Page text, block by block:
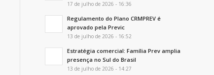
17 de julho de 2026 - 16:36
Regulamento do Plano CRMPREV é
aprovado pela Previc
13 de julho de 2026 - 16:52
Estratégia comercial: Família Prev amplia
presença no Sul do Brasil
13 de julho de 2026 - 14:27